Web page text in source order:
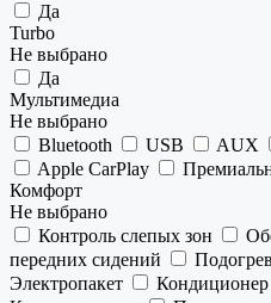
Да
Turbo
Не выбрано
Да
Мультимедиа
Не выбрано
Bluetooth
USB AUX
Apple CarPlay
Комфорт
Не выбрано
Контроль слепых зон
передних сидений
Электропакет
Кондиционер